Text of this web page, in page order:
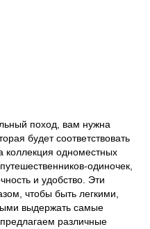
поход, вам нужна
будет соответствовать
одноместных
одиночек,
и удобство. Эти
чтобы быть легкими,
выдержать самые
различные